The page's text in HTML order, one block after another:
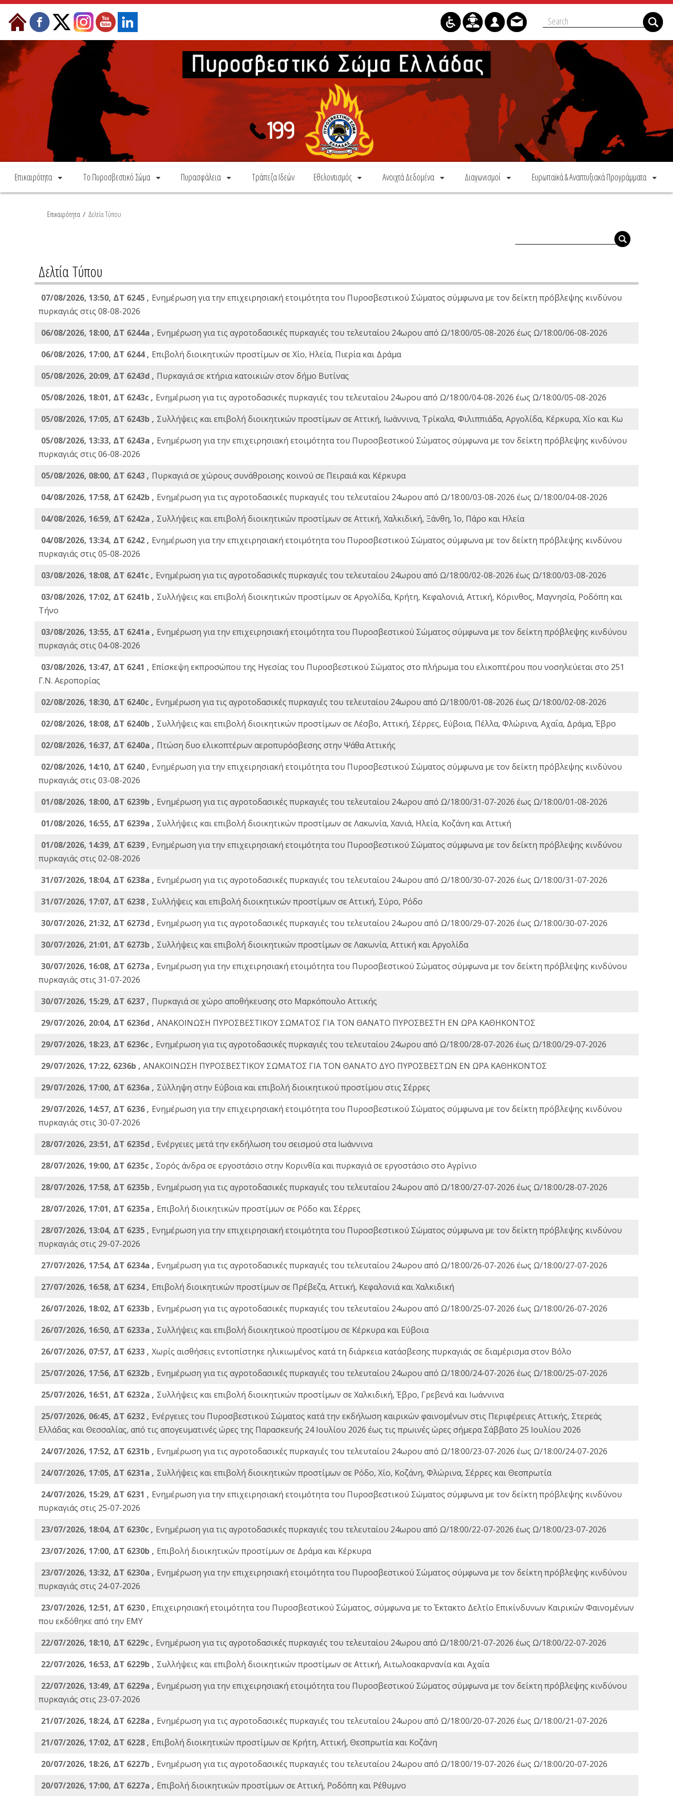
Skip to Content
Επικαιρότητα Το Πυροσβεστικό Σώμα Πυρασφάλεια Τράπεζα Ιδεών Εθελοντισμός Ανοιχτά Δεδομένα Διαγωνισμοί Ευρωπαϊκά & Αναπτυξιακά Προγράμματα
Επικαιρότητα / Δελτία Τύπου
Δελτία Τύπου
07/08/2026, 13:50, ΔΤ 6245 , Ενημέρωση για την επιχειρησιακή ετοιμότητα του Πυροσβεστικού Σώματος σύμφωνα με τον δείκτη πρόβλεψης κινδύνου
πυρκαγιάς στις 08-08-2026
06/08/2026, 18:00, ΔΤ 6244a , Ενημέρωση για τις αγροτοδασικές πυρκαγιές του τελευταίου 24ωρου από Ω/18:00/05-08-2026 έως Ω/18:00/06-08-2026
06/08/2026, 17:00, ΔΤ 6244 , Επιβολή διοικητικών προστίμων σε Χίο, Ηλεία, Πιερία και Δράμα
05/08/2026, 20:09, ΔΤ 6243d , Πυρκαγιά σε κτήρια κατοικιών στον δήμο Βυτίνας
05/08/2026, 18:01, ΔΤ 6243c , Ενημέρωση για τις αγροτοδασικές πυρκαγιές του τελευταίου 24ωρου από Ω/18:00/04-08-2026 έως Ω/18:00/05-08-2026
05/08/2026, 17:05, ΔΤ 6243b , Συλλήψεις και επιβολή διοικητικών προστίμων σε Αττική, Ιωάννινα, Τρίκαλα, Φιλιππιάδα, Αργολίδα, Κέρκυρα, Χίο και Κω
05/08/2026, 13:33, ΔΤ 6243a , Ενημέρωση για την επιχειρησιακή ετοιμότητα του Πυροσβεστικού Σώματος σύμφωνα με τον δείκτη πρόβλεψης κινδύνου
πυρκαγιάς στις 06-08-2026
05/08/2026, 08:00, ΔΤ 6243 , Πυρκαγιά σε χώρους συνάθροισης κοινού σε Πειραιά και Κέρκυρα
04/08/2026, 17:58, ΔΤ 6242b , Ενημέρωση για τις αγροτοδασικές πυρκαγιές του τελευταίου 24ωρου από Ω/18:00/03-08-2026 έως Ω/18:00/04-08-2026
04/08/2026, 16:59, ΔΤ 6242a , Συλλήψεις και επιβολή διοικητικών προστίμων σε Αττική, Χαλκιδική, Ξάνθη, Ίο, Πάρο και Ηλεία
04/08/2026, 13:34, ΔΤ 6242 , Ενημέρωση για την επιχειρησιακή ετοιμότητα του Πυροσβεστικού Σώματος σύμφωνα με τον δείκτη πρόβλεψης κινδύνου
πυρκαγιάς στις 05-08-2026
03/08/2026, 18:08, ΔΤ 6241c , Ενημέρωση για τις αγροτοδασικές πυρκαγιές του τελευταίου 24ωρου από Ω/18:00/02-08-2026 έως Ω/18:00/03-08-2026
03/08/2026, 17:02, ΔΤ 6241b , Συλλήψεις και επιβολή διοικητικών προστίμων σε Αργολίδα, Κρήτη, Κεφαλονιά, Αττική, Κόρινθος, Μαγνησία, Ροδόπη και
Τήνο
03/08/2026, 13:55, ΔΤ 6241a , Ενημέρωση για την επιχειρησιακή ετοιμότητα του Πυροσβεστικού Σώματος σύμφωνα με τον δείκτη πρόβλεψης κινδύνου
πυρκαγιάς στις 04-08-2026
03/08/2026, 13:47, ΔΤ 6241 , Επίσκεψη εκπροσώπου της Ηγεσίας του Πυροσβεστικού Σώματος στο πλήρωμα του ελικοπτέρου που νοσηλεύεται στο 251
Γ.Ν. Αεροπορίας
02/08/2026, 18:30, ΔΤ 6240c , Ενημέρωση για τις αγροτοδασικές πυρκαγιές του τελευταίου 24ωρου από Ω/18:00/01-08-2026 έως Ω/18:00/02-08-2026
02/08/2026, 18:08, ΔΤ 6240b , Συλλήψεις και επιβολή διοικητικών προστίμων σε Λέσβο, Αττική, Σέρρες, Εύβοια, Πέλλα, Φλώρινα, Αχαΐα, Δράμα, Έβρο
02/08/2026, 16:37, ΔΤ 6240a , Πτώση δυο ελικοπτέρων αεροπυρόσβεσης στην Ψάθα Αττικής
02/08/2026, 14:10, ΔΤ 6240 , Ενημέρωση για την επιχειρησιακή ετοιμότητα του Πυροσβεστικού Σώματος σύμφωνα με τον δείκτη πρόβλεψης κινδύνου
πυρκαγιάς στις 03-08-2026
01/08/2026, 18:00, ΔΤ 6239b , Ενημέρωση για τις αγροτοδασικές πυρκαγιές του τελευταίου 24ωρου από Ω/18:00/31-07-2026 έως Ω/18:00/01-08-2026
01/08/2026, 16:55, ΔΤ 6239a , Συλλήψεις και επιβολή διοικητικών προστίμων σε Λακωνία, Χανιά, Ηλεία, Κοζάνη και Αττική
01/08/2026, 14:39, ΔΤ 6239 , Ενημέρωση για την επιχειρησιακή ετοιμότητα του Πυροσβεστικού Σώματος σύμφωνα με τον δείκτη πρόβλεψης κινδύνου
πυρκαγιάς στις 02-08-2026
31/07/2026, 18:04, ΔΤ 6238a , Ενημέρωση για τις αγροτοδασικές πυρκαγιές του τελευταίου 24ωρου από Ω/18:00/30-07-2026 έως Ω/18:00/31-07-2026
31/07/2026, 17:07, ΔΤ 6238 , Συλλήψεις και επιβολή διοικητικών προστίμων σε Αττική, Σύρο, Ρόδο
30/07/2026, 21:32, ΔΤ 6273d , Ενημέρωση για τις αγροτοδασικές πυρκαγιές του τελευταίου 24ωρου από Ω/18:00/29-07-2026 έως Ω/18:00/30-07-2026
30/07/2026, 21:01, ΔΤ 6273b , Συλλήψεις και επιβολή διοικητικών προστίμων σε Λακωνία, Αττική και Αργολίδα
30/07/2026, 16:08, ΔΤ 6273a , Ενημέρωση για την επιχειρησιακή ετοιμότητα του Πυροσβεστικού Σώματος σύμφωνα με τον δείκτη πρόβλεψης κινδύνου
πυρκαγιάς στις 31-07-2026
30/07/2026, 15:29, ΔΤ 6237 , Πυρκαγιά σε χώρο αποθήκευσης στο Μαρκόπουλο Αττικής
29/07/2026, 20:04, ΔΤ 6236d , ΑΝΑΚΟΙΝΩΣΗ ΠΥΡΟΣΒΕΣΤΙΚΟΥ ΣΩΜΑΤΟΣ ΓΙΑ ΤΟΝ ΘΑΝΑΤΟ ΠΥΡΟΣΒΕΣΤΗ ΕΝ ΩΡΑ ΚΑΘΗΚΟΝΤΟΣ
29/07/2026, 18:23, ΔΤ 6236c , Ενημέρωση για τις αγροτοδασικές πυρκαγιές του τελευταίου 24ωρου από Ω/18:00/28-07-2026 έως Ω/18:00/29-07-2026
29/07/2026, 17:22, 6236b , ΑΝΑΚΟΙΝΩΣΗ ΠΥΡΟΣΒΕΣΤΙΚΟΥ ΣΩΜΑΤΟΣ ΓΙΑ ΤΟΝ ΘΑΝΑΤΟ ΔΥΟ ΠΥΡΟΣΒΕΣΤΩΝ ΕΝ ΩΡΑ ΚΑΘΗΚΟΝΤΟΣ
29/07/2026, 17:00, ΔΤ 6236a , Σύλληψη στην Εύβοια και επιβολή διοικητικού προστίμου στις Σέρρες
29/07/2026, 14:57, ΔΤ 6236 , Ενημέρωση για την επιχειρησιακή ετοιμότητα του Πυροσβεστικού Σώματος σύμφωνα με τον δείκτη πρόβλεψης κινδύνου
πυρκαγιάς στις 30-07-2026
28/07/2026, 23:51, ΔΤ 6235d , Ενέργειες μετά την εκδήλωση του σεισμού στα Ιωάννινα
28/07/2026, 19:00, ΔΤ 6235c , Σορός άνδρα σε εργοστάσιο στην Κορινθία και πυρκαγιά σε εργοστάσιο στο Αγρίνιο
28/07/2026, 17:58, ΔΤ 6235b , Ενημέρωση για τις αγροτοδασικές πυρκαγιές του τελευταίου 24ωρου από Ω/18:00/27-07-2026 έως Ω/18:00/28-07-2026
28/07/2026, 17:01, ΔΤ 6235a , Eπιβολή διοικητικών προστίμων σε Ρόδο και Σέρρες
28/07/2026, 13:04, ΔΤ 6235 , Ενημέρωση για την επιχειρησιακή ετοιμότητα του Πυροσβεστικού Σώματος σύμφωνα με τον δείκτη πρόβλεψης κινδύνου
πυρκαγιάς στις 29-07-2026
27/07/2026, 17:54, ΔΤ 6234a , Ενημέρωση για τις αγροτοδασικές πυρκαγιές του τελευταίου 24ωρου από Ω/18:00/26-07-2026 έως Ω/18:00/27-07-2026
27/07/2026, 16:58, ΔΤ 6234 , Eπιβολή διοικητικών προστίμων σε Πρέβεζα, Αττική, Κεφαλονιά και Χαλκιδική
26/07/2026, 18:02, ΔΤ 6233b , Ενημέρωση για τις αγροτοδασικές πυρκαγιές του τελευταίου 24ωρου από Ω/18:00/25-07-2026 έως Ω/18:00/26-07-2026
26/07/2026, 16:50, ΔΤ 6233a , Συλλήψεις και επιβολή διοικητικού προστίμου σε Κέρκυρα και Εύβοια
26/07/2026, 07:57, ΔΤ 6233 , Χωρίς αισθήσεις εντοπίστηκε ηλικιωμένος κατά τη διάρκεια κατάσβεσης πυρκαγιάς σε διαμέρισμα στον Βόλο
25/07/2026, 17:56, ΔΤ 6232b , Ενημέρωση για τις αγροτοδασικές πυρκαγιές του τελευταίου 24ωρου από Ω/18:00/24-07-2026 έως Ω/18:00/25-07-2026
25/07/2026, 16:51, ΔΤ 6232a , Συλλήψεις και επιβολή διοικητικών προστίμων σε Χαλκιδική, Έβρο, Γρεβενά και Ιωάννινα
25/07/2026, 06:45, ΔΤ 6232 , Ενέργειες του Πυροσβεστικού Σώματος κατά την εκδήλωση καιρικών φαινομένων στις Περιφέρειες Αττικής, Στερεάς
Ελλάδας και Θεσσαλίας, από τις απογευματινές ώρες της Παρασκευής 24 Ιουλίου 2026 έως τις πρωινές ώρες σήμερα Σάββατο 25 Ιουλίου 2026
24/07/2026, 17:52, ΔΤ 6231b , Ενημέρωση για τις αγροτοδασικές πυρκαγιές του τελευταίου 24ωρου από Ω/18:00/23-07-2026 έως Ω/18:00/24-07-2026
24/07/2026, 17:05, ΔΤ 6231a , Συλλήψεις και επιβολή διοικητικών προστίμων σε Ρόδο, Χίο, Κοζάνη, Φλώρινα, Σέρρες και Θεσπρωτία
24/07/2026, 15:29, ΔΤ 6231 , Ενημέρωση για την επιχειρησιακή ετοιμότητα του Πυροσβεστικού Σώματος σύμφωνα με τον δείκτη πρόβλεψης κινδύνου
πυρκαγιάς στις 25-07-2026
23/07/2026, 18:04, ΔΤ 6230c , Ενημέρωση για τις αγροτοδασικές πυρκαγιές του τελευταίου 24ωρου από Ω/18:00/22-07-2026 έως Ω/18:00/23-07-2026
23/07/2026, 17:00, ΔΤ 6230b , Επιβολή διοικητικών προστίμων σε Δράμα και Κέρκυρα
23/07/2026, 13:32, ΔΤ 6230a , Ενημέρωση για την επιχειρησιακή ετοιμότητα του Πυροσβεστικού Σώματος σύμφωνα με τον δείκτη πρόβλεψης κινδύνου
πυρκαγιάς στις 24-07-2026
23/07/2026, 12:51, ΔΤ 6230 , Επιχειρησιακή ετοιμότητα του Πυροσβεστικού Σώματος, σύμφωνα με το Έκτακτο Δελτίο Επικίνδυνων Καιρικών Φαινομένων
που εκδόθηκε από την ΕΜΥ
22/07/2026, 18:10, ΔΤ 6229c , Ενημέρωση για τις αγροτοδασικές πυρκαγιές του τελευταίου 24ωρου από Ω/18:00/21-07-2026 έως Ω/18:00/22-07-2026
22/07/2026, 16:53, ΔΤ 6229b , Σuλλήψεις και επιβολή διοικητικών προστίμων σε Αττική, Αιτωλοακαρνανία και Αχαΐα
22/07/2026, 13:49, ΔΤ 6229a , Ενημέρωση για την επιχειρησιακή ετοιμότητα του Πυροσβεστικού Σώματος σύμφωνα με τον δείκτη πρόβλεψης κινδύνου
πυρκαγιάς στις 23-07-2026
21/07/2026, 18:24, ΔΤ 6228a , Ενημέρωση για τις αγροτοδασικές πυρκαγιές του τελευταίου 24ωρου από Ω/18:00/20-07-2026 έως Ω/18:00/21-07-2026
21/07/2026, 17:02, ΔΤ 6228 , Επιβολή διοικητικών προστίμων σε Κρήτη, Αττική, Θεσπρωτία και Κοζάνη
20/07/2026, 18:26, ΔΤ 6227b , Ενημέρωση για τις αγροτοδασικές πυρκαγιές του τελευταίου 24ωρου από Ω/18:00/19-07-2026 έως Ω/18:00/20-07-2026
20/07/2026, 17:00, ΔΤ 6227a , Επιβολή διοικητικών προστίμων σε Αττική, Ροδόπη και Ρέθυμνο